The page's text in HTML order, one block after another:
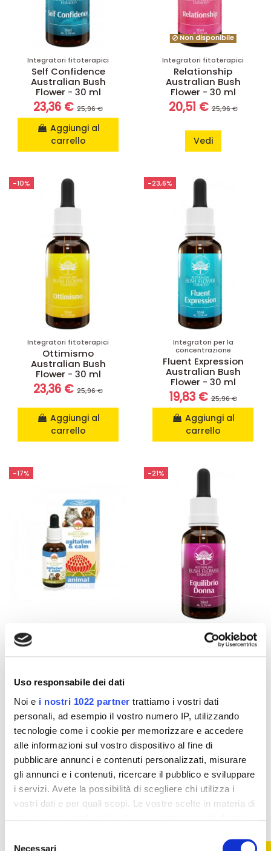
Uso responsabile dei dati
Noi e i nostri 1022 partner trattiamo i vostri dati
personali, ad esempio il vostro numero IP, utilizzando
tecnologie come i cookie per memorizzare e accedere
alle informazioni sul vostro dispositivo al fine di
pubblicare annunci e contenuti personalizzati, misurare
gli annunci e i contenuti, ricercare il pubblico e sviluppare
i servizi. Avete la possibilità di scegliere chi utilizza i
vostri dati e per quali scopi. Le vostre scelte in materia di
modificare o revocare il proprio consenso in qualsiasi
Necessari
Integratori fitoterapici
Self Confidence
Australian Bush
Flower - 30 ml
23,36 € 25,96 €
Aggiungi al
carrello
Non disponibile
Integratori fitoterapici
Relationship
Australian Bush
Flower - 30 ml
20,51 €25,96 €
Vedi
-10%
Integratori fitoterapici
Ottimismo
Australian Bush
Flower - 30 ml
23,36 € 25,96 €
Aggiungi al
carrello
-23,6%
Integratori per la
concentrazione
Fluent Expression
Australian Bush
Flower - 30 ml
19,83 €25,96 €
Aggiungi al
carrello
-17%
Integratori per cani e gatti
Agitation & Calm
Australian Bush
21,73 €26,18 €
Aggiungi al
carrello
-21%
Integratori per donne
Equilibrio Donna
Australian Bush
Aggiungi al
carrello
-10%